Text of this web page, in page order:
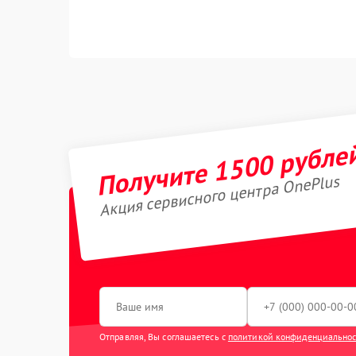
Получите 1500
Акция сервисного центра OnePlus
Отправляя, Вы соглашаетесь с политикой